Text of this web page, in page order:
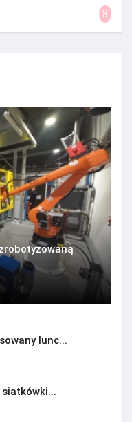
8
lunc...
siatkówki...